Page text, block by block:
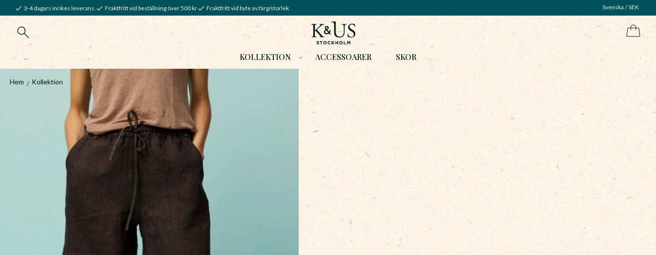
3-4 dagars inrikes leverans. Fraktfritt vid beställning över 500 kr Fraktfritt vid byte av färg/storlek
KOLLEKTION ACCESSOARER SKOR
Svenska SEK
Hem Kollektion